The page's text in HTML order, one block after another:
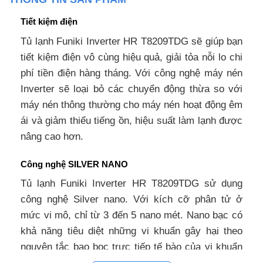
Tiết kiệm điện
Tủ lạnh Funiki Inverter HR T8209TDG sẽ giúp bạn
tiết kiệm điện vô cùng hiệu quả, giải tỏa nỗi lo chi
phí tiền điện hàng tháng. Với công nghệ máy nén
Inverter sẽ loại bỏ các chuyển động thừa so với
máy nén thông thường cho máy nén hoạt động êm
ái và giảm thiểu tiếng ồn, hiệu suất làm lạnh được
nâng cao hơn.
Công nghệ SILVER NANO
Tủ lạnh Funiki Inverter HR T8209TDG sử dụng
công nghệ Silver nano. Với kích cỡ phân tử ở
mức vi mô, chỉ từ 3 đến 5 nano mét. Nano bạc có
khả năng tiêu diệt những vi khuẩn gây hại theo
nguyên tắc bao bọc trực tiếp tế bào của vi khuẩn